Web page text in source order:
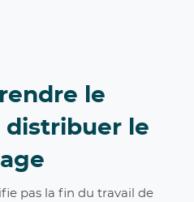
le
distribuer le
pas la fin du travail de